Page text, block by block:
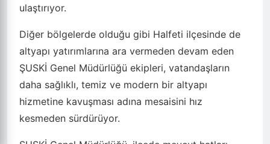
ulaştırıyor.
Diğer bölgelerde olduğu gibi Halfeti ilçesinde de
altyapı yatırımlarına ara vermeden devam eden
ŞUSKİ Genel Müdürlüğü ekipleri, vatandaşların
daha sağlıklı, temiz ve modern bir altyapı
hizmetine kavuşması adına mesaisini hız
kesmeden sürdürüyor.